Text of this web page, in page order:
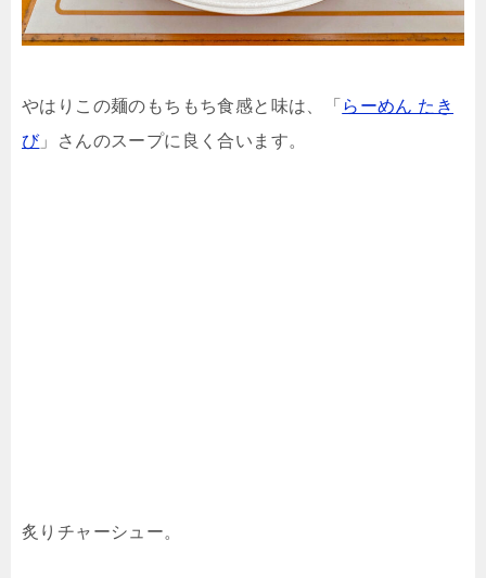
やはりこの麺のもちもち食感と味は、「 らーめん たき
び」さんのスープに良く合います。
炙りチャーシュー。